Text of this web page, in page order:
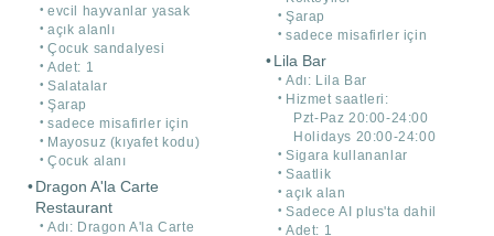
evcil hayvanlar yasak
açık alanlı
Çocuk sandalyesi
Adet: 1
Salatalar
Şarap
sadece misafirler için
Mayosuz (kıyafet kodu)
Çocuk alanı
Dragon A'la Carte
Restaurant
Adı: Dragon A'la Carte
Şarap
sadece misafirler için
Lila Bar
Adı: Lila Bar
Hizmet saatleri:
Pzt-Paz 20:00-24:00
Holidays 20:00-24:00
Sigara kullananlar
Saatlik
açık alan
Sadece AI plus'ta dahil
Adet: 1